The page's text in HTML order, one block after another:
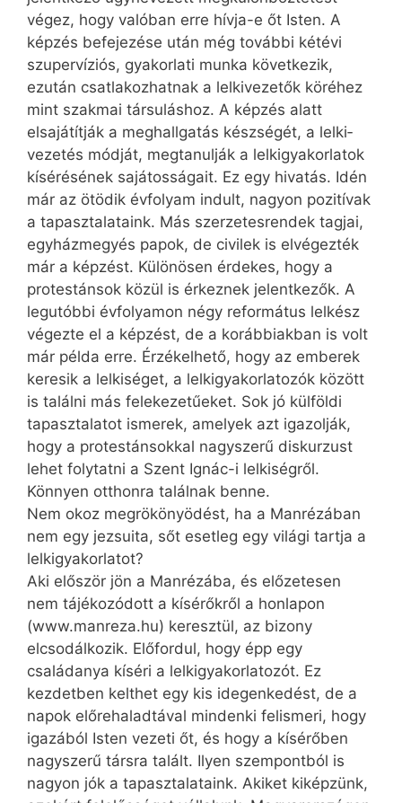
végez, hogy valóban erre hívja-e őt Isten. A
képzés befejezése után még további kétévi
szupervíziós, gyakorlati munka következik,
ezután csatlakozhatnak a lelki­vezetők köréhez
mint szakmai társuláshoz. A képzés alatt
elsajátítják a meghallgatás készségét, a lelki­
vezetés módját, megtanulják a lelkigyakorlatok
kísérésének sajátosságait. Ez egy hivatás. Idén
már az ötödik évfolyam indult, nagyon pozitívak
a tapasztalataink. Más szerzetesrendek tagjai,
egyházmegyés papok, de civilek is elvégezték
már a képzést. Különösen érdekes, hogy a
protestánsok közül is érkeznek jelentkezők. A
legutóbbi évfolyamon négy református lelkész
végezte el a képzést, de a korábbiakban is volt
már példa erre. Érzékelhető, hogy az emberek
keresik a lelkiséget, a lelkigyakorlatozók között
is találni más felekezetűeket. Sok jó külföldi
tapasztalatot ismerek, amelyek azt igazolják,
hogy a protestánsokkal nagyszerű diskurzust
lehet folytatni a Szent Ignác-i lelkiségről.
Könnyen otthonra találnak benne.
Nem okoz megrökönyödést, ha a Manrézában
nem egy jezsuita, sőt esetleg egy világi tartja a
lelkigyakorlatot?
Aki először jön a Manré­zába, és előzetesen
nem tájékozódott a kísérőkről a honlapon
(www.­manreza.­hu) ke­resz­­tül, az bizony
elcsodálkozik. Előfordul, hogy épp egy
családanya kíséri a lelkigyakorlatozót. Ez
kezdetben kelthet egy kis idegenkedést, de a
napok előrehaladtával mindenki felismeri, hogy
igazából Isten vezeti őt, és hogy a kísérőben
nagyszerű társra talált. Ilyen szempontból is
nagyon jók a tapasztalataink. Akiket kiképzünk,